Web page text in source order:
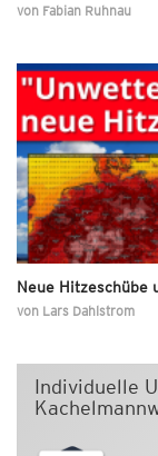
von Fabian Ruhnau
Neue Hitzeschübe
von Lars Dahlstrom
Individuelle